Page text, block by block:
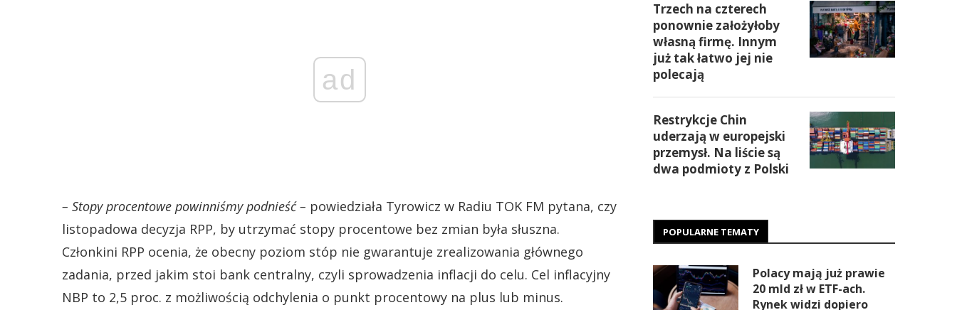
ad
– Stopy procentowe powinniśmy podnieść – powiedziała Tyrowicz w Radiu TOK FM pytana, czy
listopadowa decyzja RPP, by utrzymać stopy procentowe bez zmian była słuszna.
Członkini RPP ocenia, że obecny poziom stóp nie gwarantuje zrealizowania głównego
zadania, przed jakim stoi bank centralny, czyli sprowadzenia inflacji do celu. Cel inflacyjny
NBP to 2,5 proc. z możliwością odchylenia o punkt procentowy na plus lub minus.
Trzech na czterech
ponownie założyłoby
własną firmę. Innym
już tak łatwo jej nie
polecają
Restrykcje Chin
uderzają w europejski
przemysł. Na liście są
dwa podmioty z Polski
POPULARNE TEMATY
Polacy mają już prawie
20 mld zł w ETF-ach.
Rynek widzi dopiero